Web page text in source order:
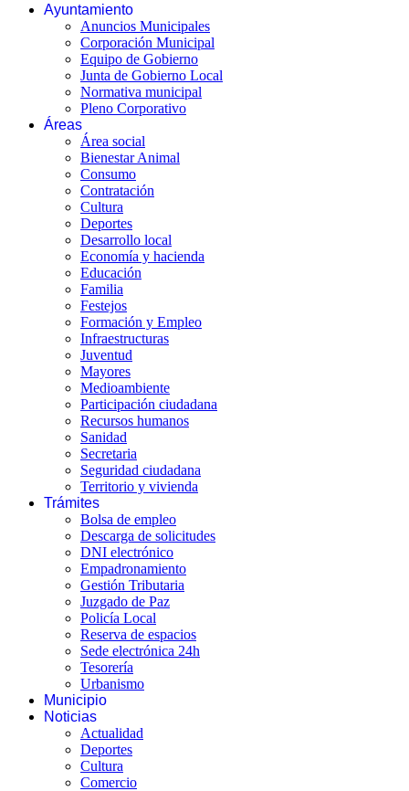
Ayuntamiento
Anuncios Municipales
Corporación Municipal
Equipo de Gobierno
Junta de Gobierno Local
Normativa municipal
Pleno Corporativo
Áreas
Área social
Bienestar Animal
Consumo
Contratación
Cultura
Deportes
Desarrollo local
Economía y hacienda
Educación
Familia
Festejos
Formación y Empleo
Infraestructuras
Juventud
Mayores
Medioambiente
Participación ciudadana
Recursos humanos
Sanidad
Secretaria
Seguridad ciudadana
Territorio y vivienda
Trámites
Bolsa de empleo
Descarga de solicitudes
DNI electrónico
Empadronamiento
Gestión Tributaria
Juzgado de Paz
Policía Local
Reserva de espacios
Sede electrónica 24h
Tesorería
Urbanismo
Municipio
Noticias
Actualidad
Deportes
Cultura
Comercio